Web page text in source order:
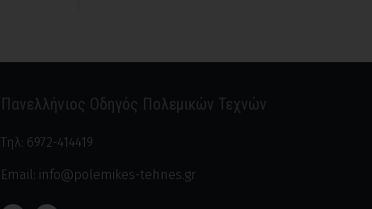
Πανελλήνιος Οδηγός Πολεμικών Τεχνών
Τηλ: 6972-414419
Email: info@polemikes-tehnes.gr